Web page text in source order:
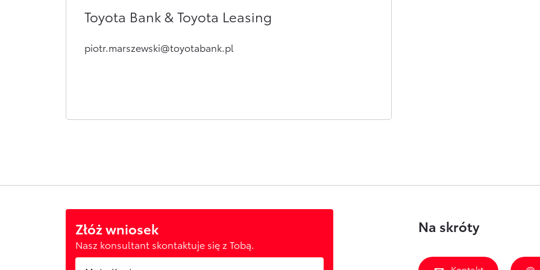
Toyota Bank & Toyota Leasing
piotr.marszewski@toyotabank.pl
Złóż wniosek
Nasz konsultant skontaktuje się z Tobą.
Na skróty